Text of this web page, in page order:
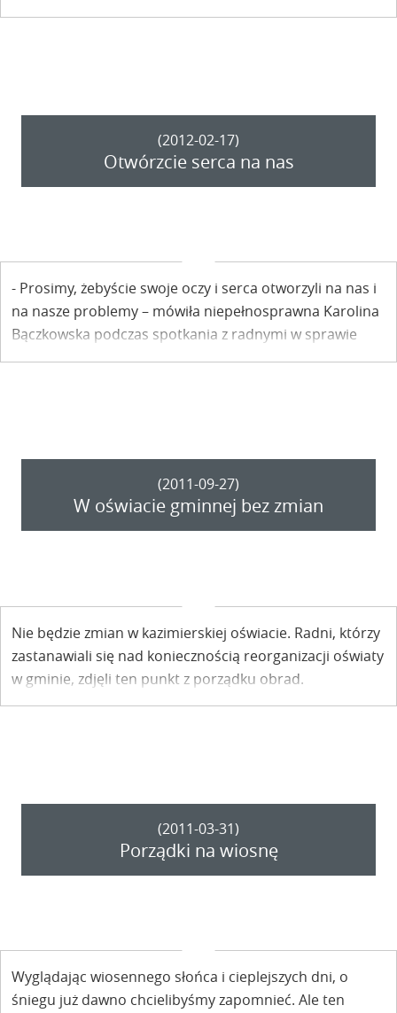
spotkania.Najbliższy dyżur już 15 lutego w godzinach
(2012-02-17)
Otwórzcie serca na nas
- Prosimy, żebyście swoje oczy i serca otworzyli na nas i
na nasze problemy – mówiła niepełnosprawna Karolina
Bączkowska podczas spotkania z radnymi w sprawie
zagospodarowania terenu tzw. wikarówki. Jakie będą
(2011-09-27)
W oświacie gminnej bez zmian
Nie będzie zmian w kazimierskiej oświacie. Radni, którzy
zastanawiali się nad koniecznością reorganizacji oświaty
w gminie, zdjęli ten punkt z porządku obrad.
(2011-03-31)
Porządki na wiosnę
Wyglądając wiosennego słońca i cieplejszych dni, o
śniegu już dawno chcielibyśmy zapomnieć. Ale ten